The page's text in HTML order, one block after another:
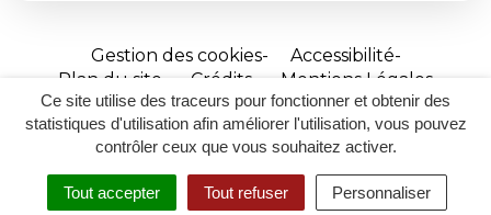
Ce site utilise des traceurs pour fonctionner et obtenir des
statistiques d'utilisation afin améliorer l'utilisation, vous pouvez
contrôler ceux que vous souhaitez activer.
Tout accepter Tout refuser Personnaliser
RECHERCHER
ACCESSIBILITÉ
Gestion des cookies
Accessibilité
Plan du site
Crédits
Mentions Légales
Site
réalisé
par
Inovagora